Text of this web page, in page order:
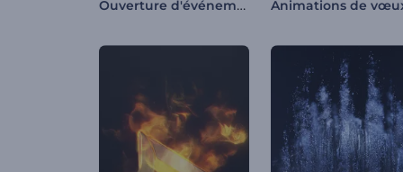
Ouverture d'événement enjoué